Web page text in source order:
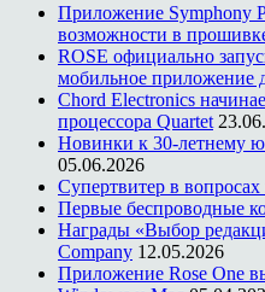
Приложение Symphony
возможности в
ROSE официально
мобильное приложение
Chord Electronics
процессора Quartet
Новинки к 30-летнему
05.06.2026
Супертвитер в вопросах
Первые беспроводные
Награды «Выбор
Company 12.05.2026
Приложение Rose One